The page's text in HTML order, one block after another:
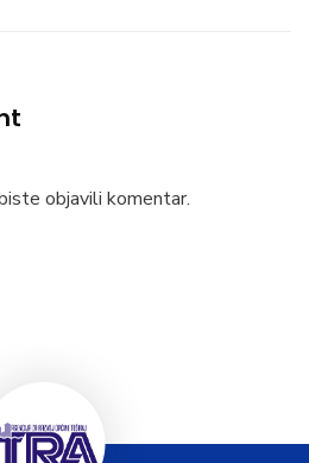
objavili komentar.